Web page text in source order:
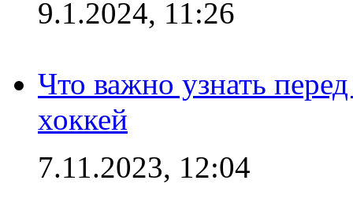
9.1.2024, 11:26
Что важно узнать
хоккей
7.11.2023, 12:04